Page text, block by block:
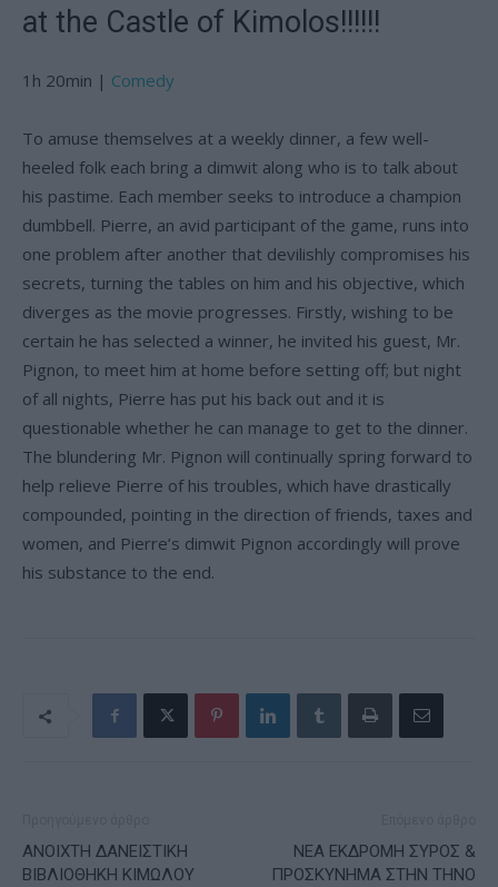
at the Castle of Kimolos!!!!!!
1h 20min | Comedy
To amuse themselves at a weekly dinner, a few well-
heeled folk each bring a dimwit along who is to talk about
his pastime. Each member seeks to introduce a champion
dumbbell. Pierre, an avid participant of the game, runs into
one problem after another that devilishly compromises his
secrets, turning the tables on him and his objective, which
diverges as the movie progresses. Firstly, wishing to be
certain he has selected a winner, he invited his guest, Mr.
Pignon, to meet him at home before setting off; but night
of all nights, Pierre has put his back out and it is
questionable whether he can manage to get to the dinner.
The blundering Mr. Pignon will continually spring forward to
help relieve Pierre of his troubles, which have drastically
compounded, pointing in the direction of friends, taxes and
women, and Pierre’s dimwit Pignon accordingly will prove
his substance to the end.
ΑΝΟΙΧΤΗ ΔΑΝΕΙΣΤΙΚΗ
ΒΙΒΛΙΟΘΗΚΗ ΚΙΜΩΛΟΥ
ΝΕΑ ΕΚΔΡΟΜΗ ΣΥΡΟΣ &
ΠΡΟΣΚΥΝΗΜΑ ΣΤΗΝ ΤΗΝΟ